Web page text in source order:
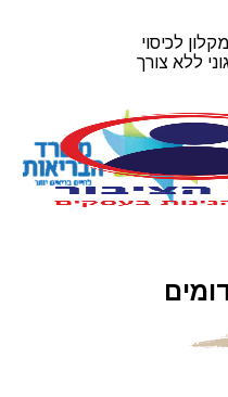
לכיסוי
ללא צורך